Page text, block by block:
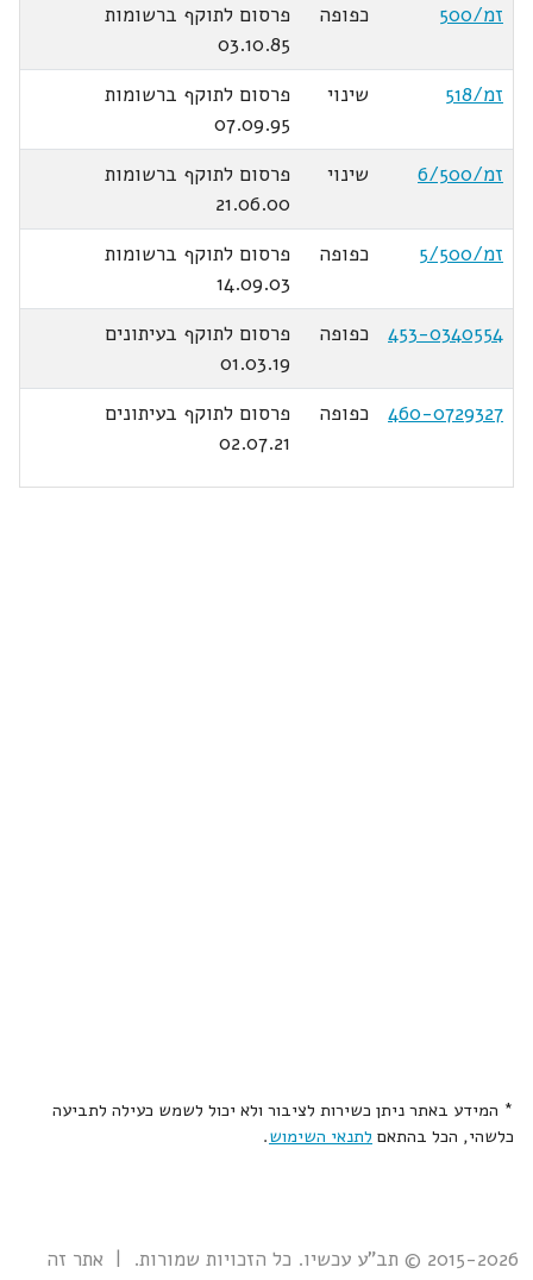
זמ/500
כפופה
פרסום לתוקף ברשומות
03.10.85
זמ/518
שינוי
פרסום לתוקף ברשומות
07.09.95
זמ/6/500
שינוי
פרסום לתוקף ברשומות
21.06.00
זמ/5/500
כפופה
פרסום לתוקף ברשומות
14.09.03
453-0340554
כפופה
פרסום לתוקף בעיתונים
01.03.19
460-0729327
כפופה
פרסום לתוקף בעיתונים
02.07.21
* המידע באתר ניתן כשירות לציבור ולא יכול לשמש כעילה לתביעה
כלשהי, הכל בהתאם לתנאי השימוש.
2015-2026 © תב"ע עכשיו. כל הזכויות שמורות. | אתר זה